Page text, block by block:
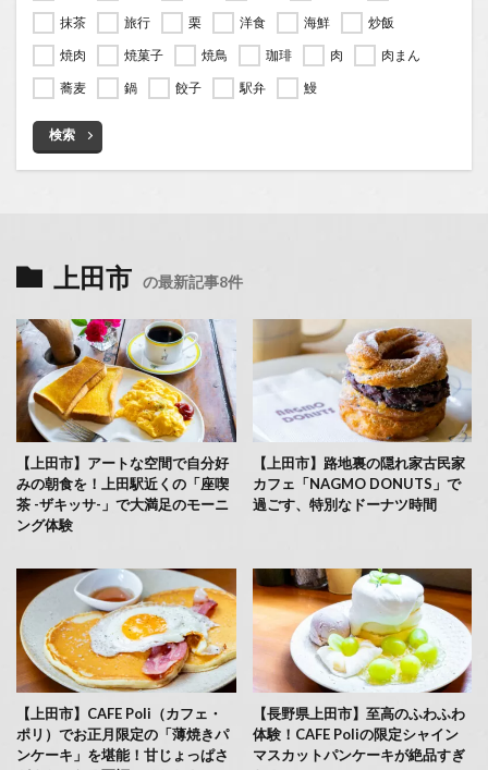
抹茶
旅行 栗 洋食 海鮮
炒飯
焼肉
焼菓子 焼鳥 珈琲 肉
肉まん
蕎麦
鍋 餃子 駅弁 鰻
検索
上田市 の最新記事8件
【上田市】アートな空間で自分好
みの朝食を！上田駅近くの「座喫
茶 -ザキッサ-」で大満足のモーニ
ング体験
【上田市】路地裏の隠れ家古民家
カフェ「NAGMO DONUTS」で
過ごす、特別なドーナツ時間
【上田市】CAFE Poli（カフェ・
ポリ）でお正月限定の「薄焼きパ
ンケーキ」を堪能！甘じょっぱさ
【長野県上田市】至高のふわふわ
体験！CAFE Poliの限定シャイン
マスカットパンケーキが絶品すぎ